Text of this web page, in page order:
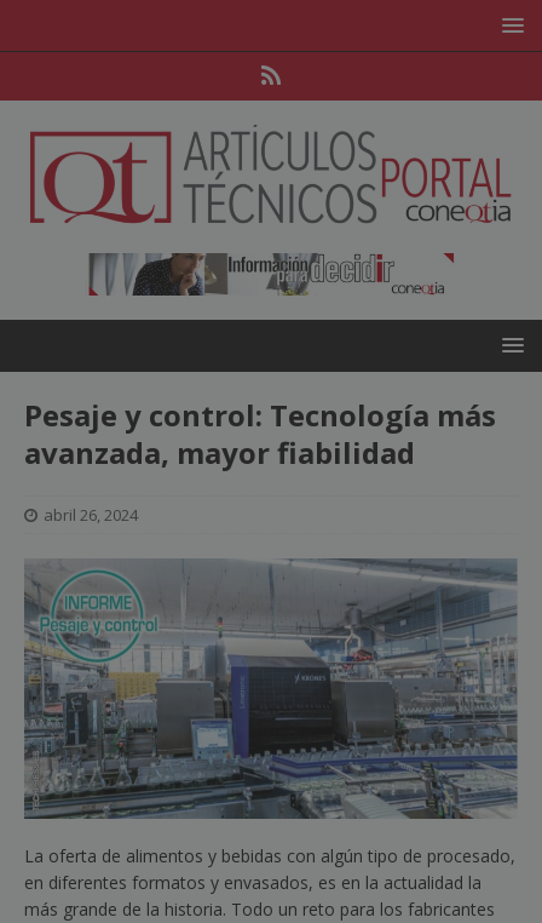
Pesaje y control: Tecnología más
avanzada, mayor fiabilidad
abril 26, 2024
La oferta de alimentos y bebidas con algún tipo de procesado,
en diferentes formatos y envasados, es en la actualidad la
más grande de la historia. Todo un reto para los fabricantes